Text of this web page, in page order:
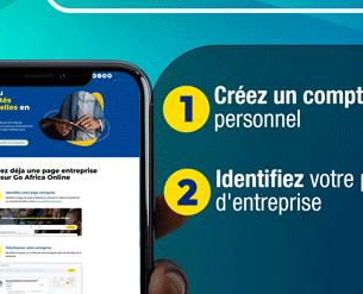
les victimes soulagées
au Togo ? La question mérite...
l’état pur